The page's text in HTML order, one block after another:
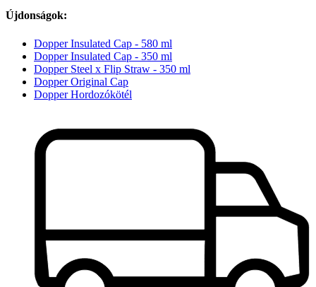
Újdonságok:
Dopper Insulated Cap - 580 ml
Dopper Insulated Cap - 350 ml
Dopper Steel x Flip Straw - 350 ml
Dopper Original Cap
Dopper Hordozókötél